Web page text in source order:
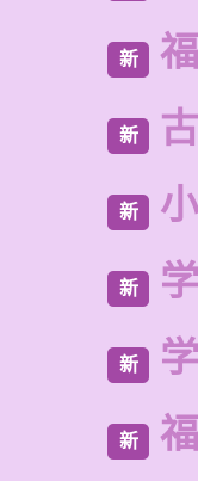
新
新
新
新
新
新